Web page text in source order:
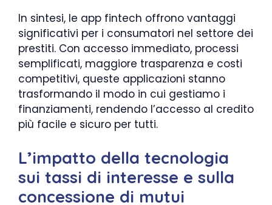
In sintesi, le app fintech offrono vantaggi
significativi per i consumatori nel settore dei
prestiti. Con accesso immediato, processi
semplificati, maggiore trasparenza e costi
competitivi, queste applicazioni stanno
trasformando il modo in cui gestiamo i
finanziamenti, rendendo l’accesso al credito
più facile e sicuro per tutti.
L’impatto della tecnologia
sui tassi di interesse e sulla
concessione di mutui